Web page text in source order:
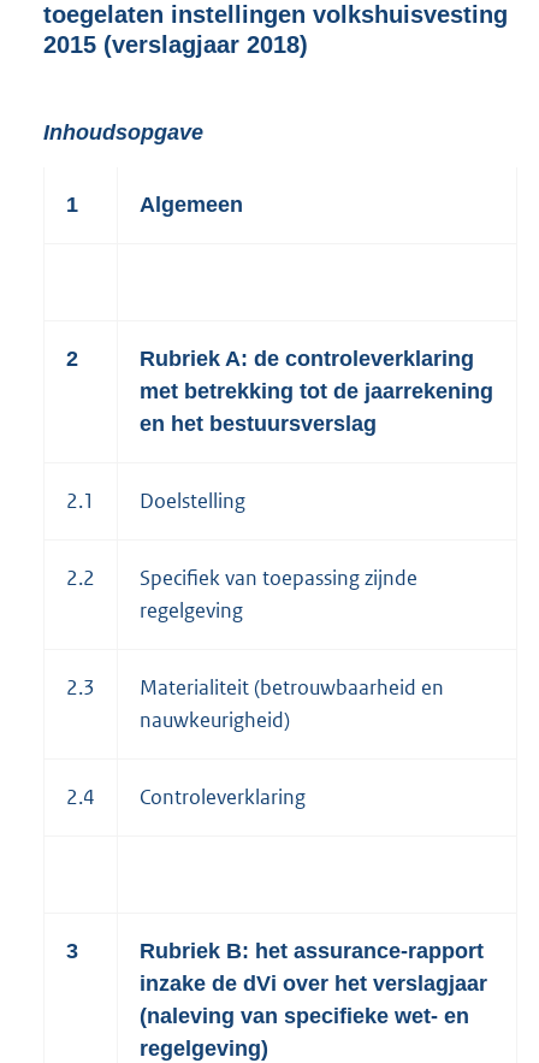
toegelaten instellingen volkshuisvesting
2015 (verslagjaar 2018)
Inhoudsopgave
1 Algemeen
2
Rubriek A: de controleverklaring
met betrekking tot de jaarrekening
en het bestuursverslag
2.1 Doelstelling
2.2
Specifiek van toepassing zijnde
regelgeving
2.3
Materialiteit (betrouwbaarheid en
nauwkeurigheid)
2.4 Controleverklaring
3
Rubriek B: het assurance-rapport
inzake de dVi over het verslagjaar
(naleving van specifieke wet- en
regelgeving)